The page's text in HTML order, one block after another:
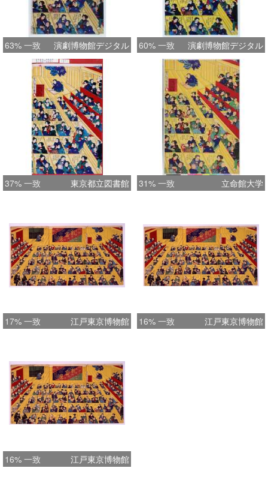
63% 一致 演劇博物館デジタル 60% 一致 演劇博物館デジタル
37% 一致 東京都立図書館 31% 一致 立命館大学
17% 一致 江戸東京博物館 16% 一致 江戸東京博物館
16% 一致 江戸東京博物館